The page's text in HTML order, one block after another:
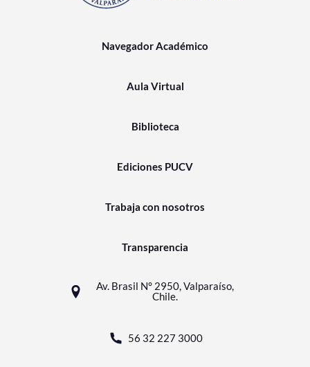
Navegador Académico
Aula Virtual
Biblioteca
Ediciones PUCV
Trabaja con nosotros
Transparencia
Av. Brasil N° 2950, Valparaíso,
Chile.
56 32 227 3000